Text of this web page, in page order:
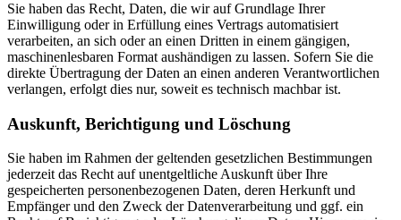
Sie haben das Recht, Daten, die wir auf Grundlage Ihrer
Einwilligung oder in Erfüllung eines Vertrags automatisiert
verarbeiten, an sich oder an einen Dritten in einem gängigen,
maschinenlesbaren Format aushändigen zu lassen. Sofern Sie die
direkte Übertragung der Daten an einen anderen Verantwortlichen
verlangen, erfolgt dies nur, soweit es technisch machbar ist.
Auskunft, Berichtigung und Löschung
Sie haben im Rahmen der geltenden gesetzlichen Bestimmungen
jederzeit das Recht auf unentgeltliche Auskunft über Ihre
gespeicherten personenbezogenen Daten, deren Herkunft und
Empfänger und den Zweck der Datenverarbeitung und ggf. ein